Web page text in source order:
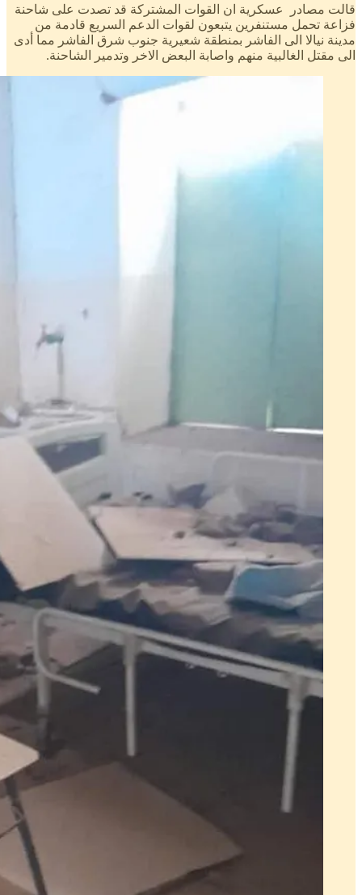
قالت مصادر عسكرية ان القوات المشتركة قد تصدت على شاحنة
فزاعة تحمل مستنفرين يتبعون لقوات الدعم السريع قادمة من
مدينة نيالا الى الفاشر بمنطقة شعيرية جنوب شرق الفاشر مما أدى
الى مقتل الغالبية منهم واصابة البعض الاخر وتدمير الشاحنة.